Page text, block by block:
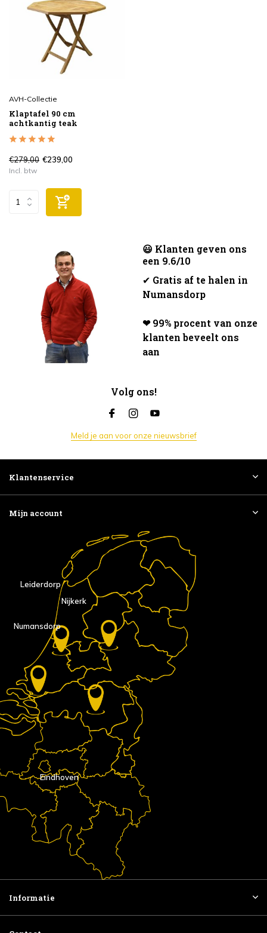
AVH-Collectie
Klaptafel 90 cm
achtkantig teak
€279,00 €239,00
Incl. btw
😃 Klanten geven ons
een 9.6/10
✔ Gratis af te halen in
Numansdorp
❤ 99% procent van onze
klanten beveelt ons
aan
Volg ons!
Meld je aan voor onze nieuwsbrief
Klantenservice
Mijn account
Eindhoven
Nijkerk
Numansdorp
Leiderdorp
Informatie